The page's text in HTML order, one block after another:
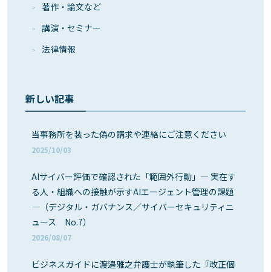
著作・論⽂など
講演・セミナー
法律情報
新しい記事
当事務所を装った偽の請求や連絡にご注意ください
2025/10/03
AIサイバー評価で確認された「範囲外行動」― 実在す
る人・組織への接触が示すAIエージェント管理の課題
―（デジタル・ガバナンス／サイバーセキュリティニ
ュース No.7）
2026/08/07
ビジネスガイドに渡邉雅之弁護士が執筆した『改正個